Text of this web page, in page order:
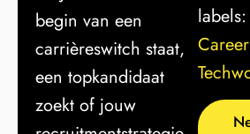
begin van een
carrièreswitch staat,
een topkandidaat
zoekt of jouw
labels: